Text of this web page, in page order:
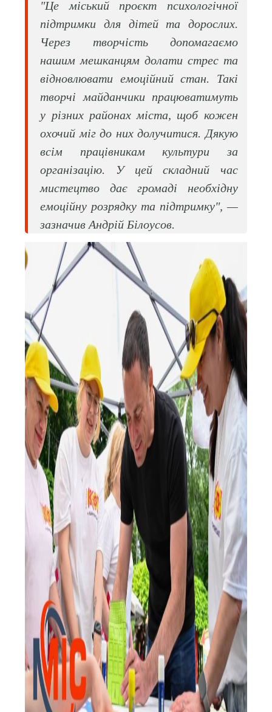
"Це міський проєкт психологічної
підтримки для дітей та дорослих.
Через творчість допомагаємо
нашим мешканцям долати стрес та
відновлювати емоційний стан. Такі
творчі майданчики працюватимуть
у різних районах міста, щоб кожен
охочий міг до них долучитися. Дякую
всім працівникам культури за
організацію. У цей складний час
мистецтво дає громаді необхідну
емоційну розрядку та підтримку", —
зазначив Андрій Білоусов.